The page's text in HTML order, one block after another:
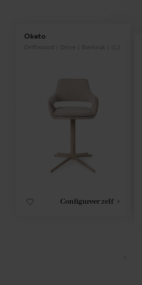
Oketo
Driftwood | Drive | Barkruk | (L)
Configureer zelf